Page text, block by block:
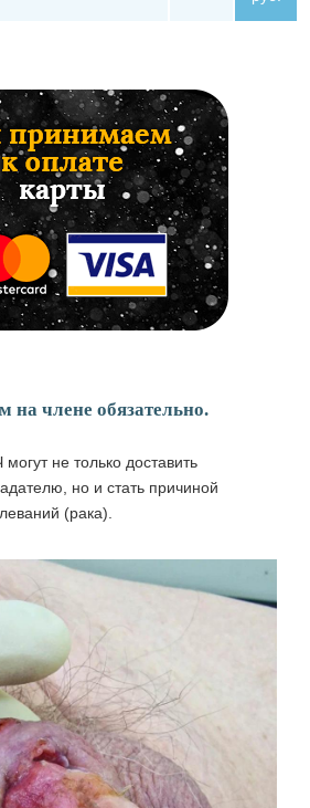
на члене обязательно.
не только доставить
но и стать причиной
(рака).